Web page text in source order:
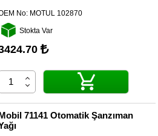
No: MOTUL 102870
Stokta Var
71141 Otomatik Şanzıman